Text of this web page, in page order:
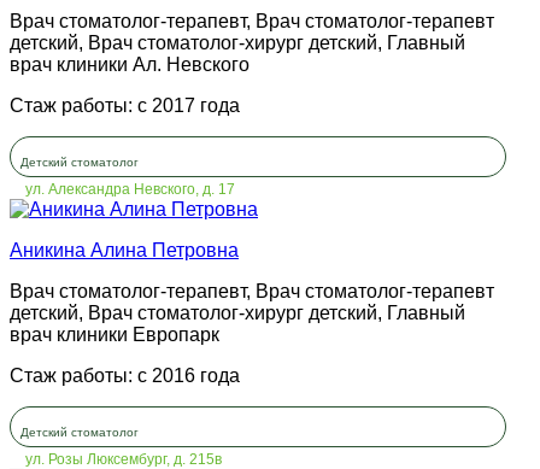
Врач стоматолог-терапевт, Врач стоматолог-терапевт
детский, Врач стоматолог-хирург детский, Главный
врач клиники Ал. Невского
Стаж работы: с 2017 года
Детский стоматолог
ул. Александра Невского, д. 17
Аникина Алина Петровна
Врач стоматолог-терапевт, Врач стоматолог-терапевт
детский, Врач стоматолог-хирург детский, Главный
врач клиники Европарк
Стаж работы: с 2016 года
Детский стоматолог
ул. Розы Люксембург, д. 215в